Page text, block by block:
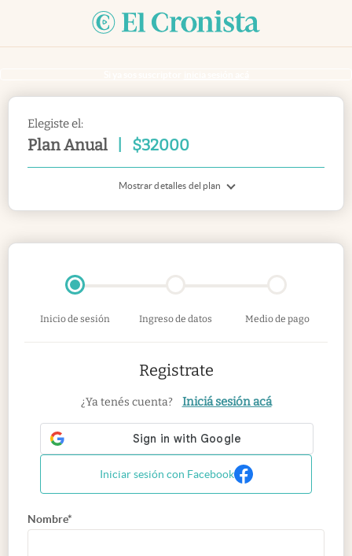
Elegiste el:
Plan Anual $32000
Mostrar detalles del plan
Inicio de sesión Ingreso de datos Medio de pago
Registrate
¿Ya tenés cuenta? Iniciá sesión acá
Iniciar sesión con Facebook
Nombre*